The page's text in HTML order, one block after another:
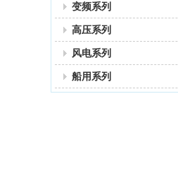
变频系列
高压系列
风电系列
船用系列